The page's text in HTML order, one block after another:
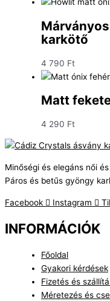
karkötő
4 790 Ft
Matt
4 290 Ft
Minőségi és elegáns női
Páros és betűs gyöngy
Facebook Instagram
INFORMÁCIÓK
Főoldal
Gyakori kérdések
Fizetés és
Méretezés és